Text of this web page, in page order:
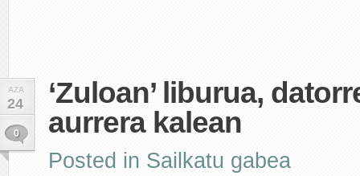
AZA
24
0
‘Zuloan’ liburua,
aurrera kalean
Posted in Sailkatu gabea